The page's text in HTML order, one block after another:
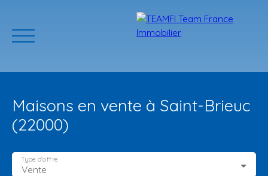
Maisons en vente à Saint-Brieuc
(22000)
Vente
Type d'offre